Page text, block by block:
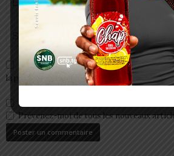
Enregistrer mon nom, email et site web
la prochaine fois que je commenterai.
Prévenez-moi de tous les nouveaux
Prévenez-moi de tous les nouveaux